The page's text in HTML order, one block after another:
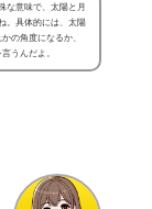
な意味で、太陽と月
。具体的には、太陽
の角度になるか、
うんだよ。